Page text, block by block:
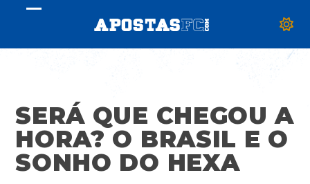
SERÁ QUE CHEGOU A
HORA? O BRASIL E O
SONHO DO HEXA